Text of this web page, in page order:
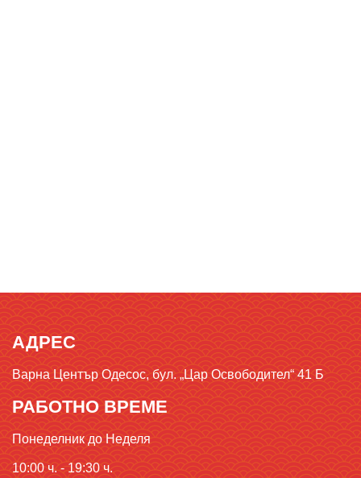
АДРЕС
Варна Център Одесос, бул. „Цар Освободител“ 41 Б
РАБОТНО ВРЕМЕ
Понеделник до Неделя
10:00 ч. - 19:30 ч.